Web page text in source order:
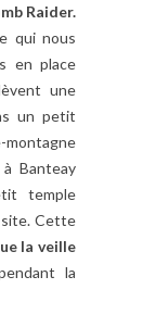
Raider.
qui nous
en place
une
un petit
Banteay
temple
site. Cette
la veille
la